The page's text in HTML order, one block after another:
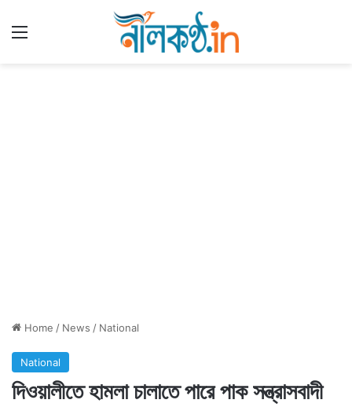
Home / News / National
National
দিওয়ালীতে হামলা চালাতে পারে পাক সন্ত্রাসবাদী